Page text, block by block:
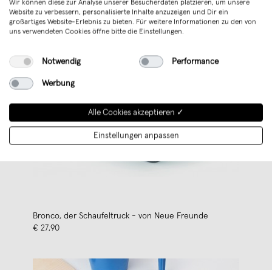
Bronco, der Schaufeltruck - von Neue Freunde
€ 27,90
Wir können diese zur Analyse unserer Besucherdaten platzieren, um unsere
Website zu verbessern, personalisierte Inhalte anzuzeigen und Dir ein
großartiges Website-Erlebnis zu bieten. Für weitere Informationen zu den von
uns verwendeten Cookies öffne bitte die Einstellungen.
Notwendig Performance
Werbung
Alle Cookies akzeptieren ✓
Einstellungen anpassen